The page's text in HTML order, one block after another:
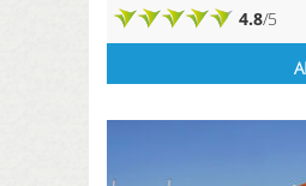
4.8/5